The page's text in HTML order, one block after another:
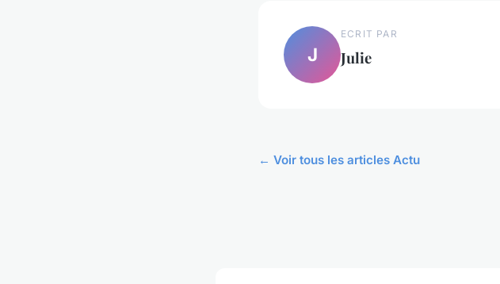
J
ECRIT PAR
Julie
← Voir tous les articles Actu